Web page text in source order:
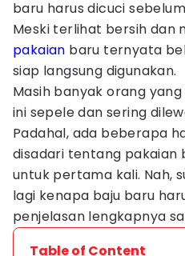
baru harus dicuci
Meski terlihat bersih dan
pakaian baru ternyata
siap langsung digunakan.
Masih banyak orang
ini sepele dan sering
Padahal, ada beberapa
disadari tentang pakaian
untuk pertama kali. Nah,
lagi kenapa baju baru
penjelasan lengkapnya
Table of Content